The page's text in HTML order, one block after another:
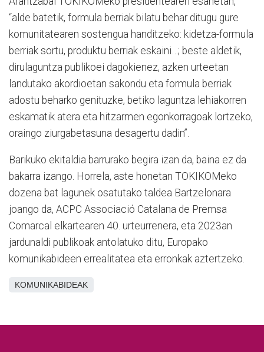
“alde batetik, formula berriak bilatu behar ditugu gure
komunitatearen sostengua handitzeko: kidetza-formula
berriak sortu, produktu berriak eskaini…; beste aldetik,
dirulaguntza publikoei dagokienez, azken urteetan
landutako akordioetan sakondu eta formula berriak
adostu beharko genituzke, betiko laguntza lehiakorren
eskamatik atera eta hitzarmen egonkorragoak lortzeko,
oraingo ziurgabetasuna desagertu dadin”.
Barikuko ekitaldia barrurako begira izan da, baina ez da
bakarra izango. Horrela, aste honetan TOKIKOMeko
dozena bat lagunek osatutako taldea Bartzelonara
joango da, ACPC Associació Catalana de Premsa
Comarcal elkartearen 40. urteurrenera, eta 2023an
jardunaldi publikoak antolatuko ditu, Europako
komunikabideen errealitatea eta erronkak aztertzeko.
KOMUNIKABIDEAK